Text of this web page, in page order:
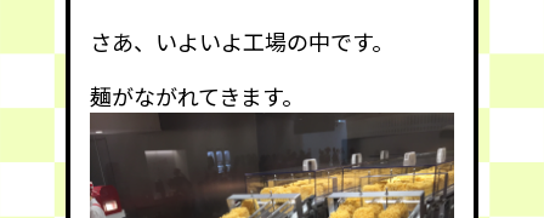
さあ、いよいよ工場の中です。
麺がながれてきます。